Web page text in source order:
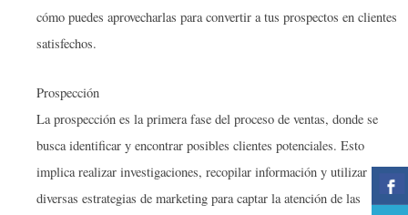
cómo puedes aprovecharlas para convertir a tus prospectos en clientes
satisfechos.
Prospección
La prospección es la primera fase del proceso de ventas, donde se
busca identificar y encontrar posibles clientes potenciales. Esto
implica realizar investigaciones, recopilar información y utilizar
diversas estrategias de marketing para captar la atención de las